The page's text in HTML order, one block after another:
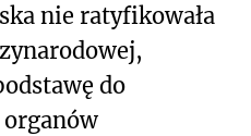
nie ratyfikowała
do